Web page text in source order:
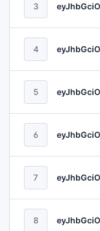
3
4
5
6
7
8